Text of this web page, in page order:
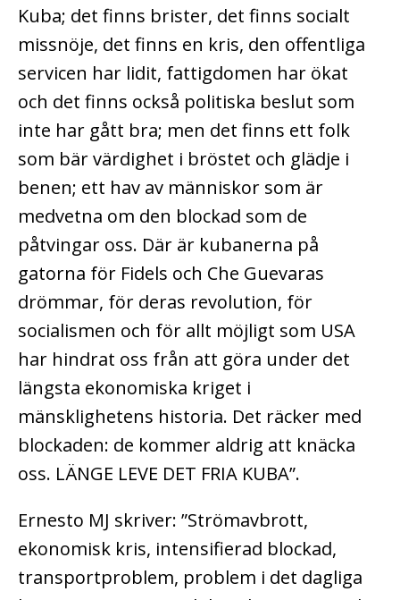
Kuba; det finns brister, det finns socialt
missnöje, det finns en kris, den offentliga
servicen har lidit, fattigdomen har ökat
och det finns också politiska beslut som
inte har gått bra; men det finns ett folk
som bär värdighet i bröstet och glädje i
benen; ett hav av människor som är
medvetna om den blockad som de
påtvingar oss. Där är kubanerna på
gatorna för Fidels och Che Guevaras
drömmar, för deras revolution, för
socialismen och för allt möjligt som USA
har hindrat oss från att göra under det
längsta ekonomiska kriget i
mänsklighetens historia. Det räcker med
blockaden: de kommer aldrig att knäcka
oss. LÄNGE LEVE DET FRIA KUBA”.
Ernesto MJ skriver: ”Strömavbrott,
ekonomisk kris, intensifierad blockad,
transportproblem, problem i det dagliga